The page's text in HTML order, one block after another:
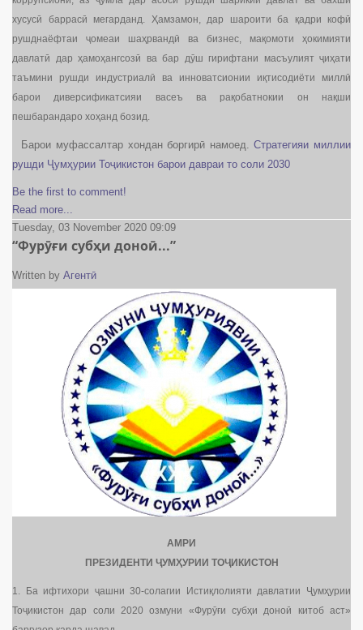
хусусӣ баррасӣ мегарданд. Ҳамзамон, дар шароити ба қадри кофӣ
рушднаёфтаи ҷомеаи шаҳрвандӣ ва бизнес, мақомоти ҳокимияти
давлатӣ дар ҳамоҳангсозӣ ва бар дӯш гирифтани масъулият ҷиҳати
таъмини рушди индустриалӣ ва инноватсионии иқтисодиёти миллӣ
барои диверсификатсияи васеъ ва рақобатнокии он нақши
пешбарандаро хоҳанд бозид.
Барои муфассалтар хондан боргирӣ намоед.Стратегияи миллии
рушди Ҷумҳурии Тоҷикистон барои давраи то соли 2030
Be the first to comment!
Read more...
Tuesday, 03 November 2020 09:09
“Фурӯғи субҳи доноӣ...”
Written by Агентӣ
АМРИ
ПРЕЗИДЕНТИ ҶУМҲУРИИ ТОҶИКИСТОН
1. Ба ифтихори ҷашни 30-солагии Истиқлолияти давлатии Ҷумҳурии
Тоҷикистон дар соли 2020 озмуни «Фурӯғи субҳи доноӣ китоб аст»